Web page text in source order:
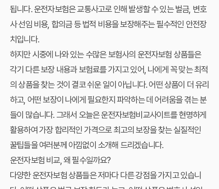
됩니다. 운전자보험은 교통사고로 인해 발생할 수 있는 벌금, 변호
사 선임 비용, 합의금 등 법적 비용을 보장해주는 필수적인 안전장
치입니다.
하지만 시중에 나와 있는 수많은 보험사의 운전자보험 상품들은
각기 다른 보장 내용과 보험료를 가지고 있어, 나에게 꼭 맞는 최적
의 상품을 찾는 것이 결코 쉬운 일이 아닙니다. 어떤 상품이 더 유리
하고, 어떤 보장이 나에게 필요한지 파악하는 데 어려움을 겪는 분
들이 많습니다. 그래서 오늘은 운전자보험비교사이트를 현명하게
활용하여 가장 합리적인 가격으로 최고의 보장을 찾는 실질적인
꿀팁들을 여러분께 아낌없이 소개해 드리겠습니다.
운전자보험 비교, 왜 필수일까요?
다양한 운전자보험 상품들은 저마다 다른 강점을 가지고 있습니